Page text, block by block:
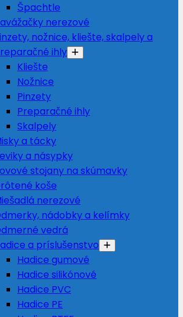
Špachtle
nerezové
nožnice, kliešte, skalpely a
ihly
Kliešte
Nožnice
Pinzety
Preparačné ihly
Skalpely
a tácky
a násypky
stojany na skúmavky
koše
nerezové
nádobky a kelímky
vedrá
a príslušenstvo
Hadice gumové
Hadice silikónové
Hadice PVC
Hadice PE